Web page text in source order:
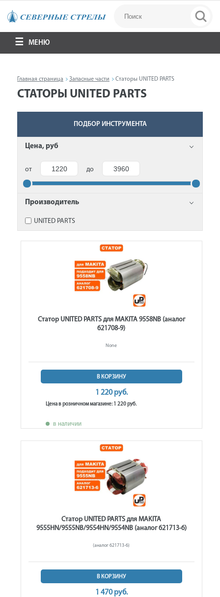
МЕНЮ
Главная страница Запасные части Статоры UNITED PARTS
СТАТОРЫ UNITED PARTS
ПОДБОР ИНСТРУМЕНТА
Цена, руб
от до
Производитель
UNITED PARTS
Статор UNITED PARTS для MAKITA 9558NB (аналог
621708-9)
None
В КОРЗИНУ
1 220 руб.
Цена в розничном магазине: 1 220 руб.
в наличии
Статор UNITED PARTS для MAKITA
9555HN/9555NB/9554HN/9554NB (аналог 621713-6)
(аналог 621713-6)
В КОРЗИНУ
1 470 руб.